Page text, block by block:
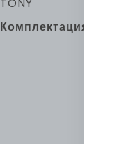
Комплектация